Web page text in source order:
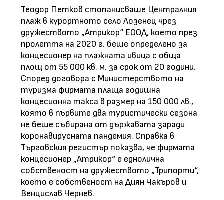
Теодор Петков стопанисваше Централния
плаж в курортното село Лозенец чрез
дружеството „Атрикор“ ЕООД, което през
пролетта на 2020 г. беше определено за
концесионер на плажната ивица с обща
площ от 55 000 кв. м. за срок от 20 години.
Според договора с Министерството на
туризма фирмата плаща годишна
концесионна такса в размер на 150 000 лв.,
която в първите два туристически сезона
не беше събирана от държавата заради
коронавирусната пандемия. Справка в
Търговския регистър показва, че фирмата
концесионер „Атрикор“ е еднолична
собственост на дружеството „Трипорти“,
което е собственост на Диян Чакъров и
Венцислав Чернев.